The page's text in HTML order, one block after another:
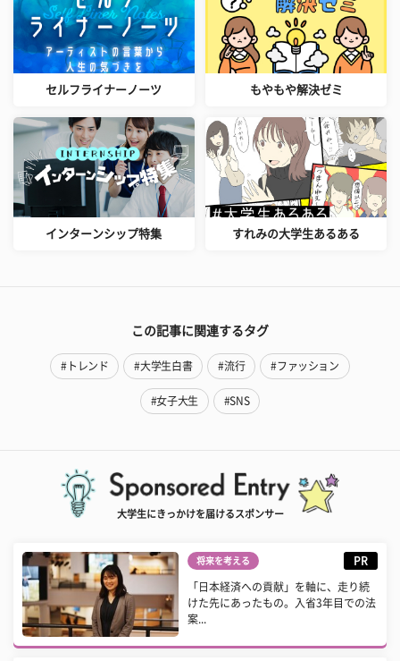
セルフライナーノーツ もやもや解決ゼミ
インターンシップ特集 すれみの大学生あるある
この記事に関連するタグ
#トレンド #大学生白書 #流行 #ファッション
#女子大生 #SNS
大学生にきっかけを届けるスポンサー
将来を考える PR
「日本経済への貢献」を軸に、走り続
けた先にあったもの。入省3年目での法
案...